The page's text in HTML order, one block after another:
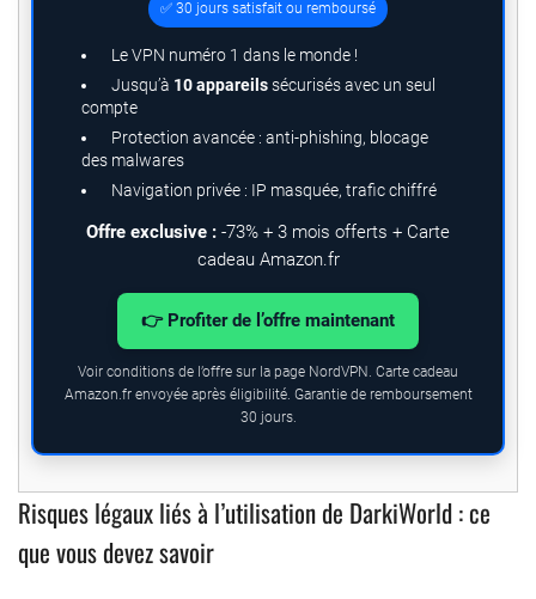
✅ 30 jours satisfait ou remboursé
Le VPN numéro 1 dans le monde !
Jusqu’à 10 appareilssécurisés avec un seul
compte
Protection avancée : anti-phishing, blocage
des malwares
Navigation privée : IP masquée, trafic chiffré
Offre exclusive : -73% + 3 mois offerts + Carte
cadeau Amazon.fr
👉 Profiter de l’offre maintenant
Voir conditions de l’offre sur la page NordVPN. Carte cadeau
Amazon.fr envoyée après éligibilité. Garantie de remboursement
30 jours.
Risques légaux liés à l’utilisation de DarkiWorld : ce
que vous devez savoir